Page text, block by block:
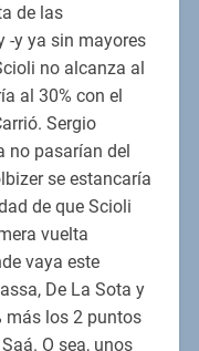
de las
-y ya sin mayores
no alcanza al
al 30% con el
Sergio
no pasarían del
se estancaría
de que Scioli
vuelta
vaya este
De La Sota y
más los 2 puntos
O sea, unos